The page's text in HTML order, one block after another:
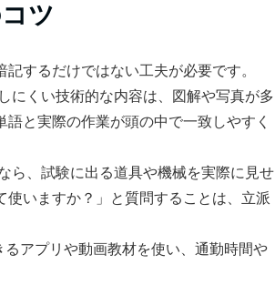
ツ
するだけではない工夫が必要です。
にくい技術的な内容は、図解や写真が多
と実際の作業が頭の中で一致しやすく
ら、試験に出る道具や機械を実際に見せ
いますか？」と質問することは、立派
アプリや動画教材を使い、通勤時間や